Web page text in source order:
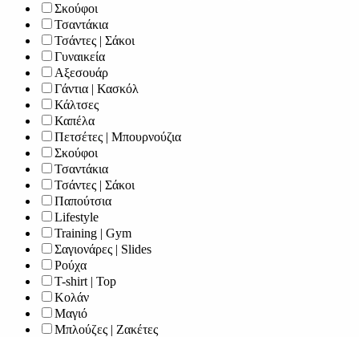
Σκούφοι
Τσαντάκια
Τσάντες | Σάκοι
Γυναικεία
Αξεσουάρ
Γάντια | Κασκόλ
Κάλτσες
Καπέλα
Πετσέτες | Μπουρνούζια
Σκούφοι
Τσαντάκια
Τσάντες | Σάκοι
Παπούτσια
Lifestyle
Training | Gym
Σαγιονάρες | Slides
Ρούχα
T-shirt | Top
Κολάν
Μαγιό
Μπλούζες | Ζακέτες